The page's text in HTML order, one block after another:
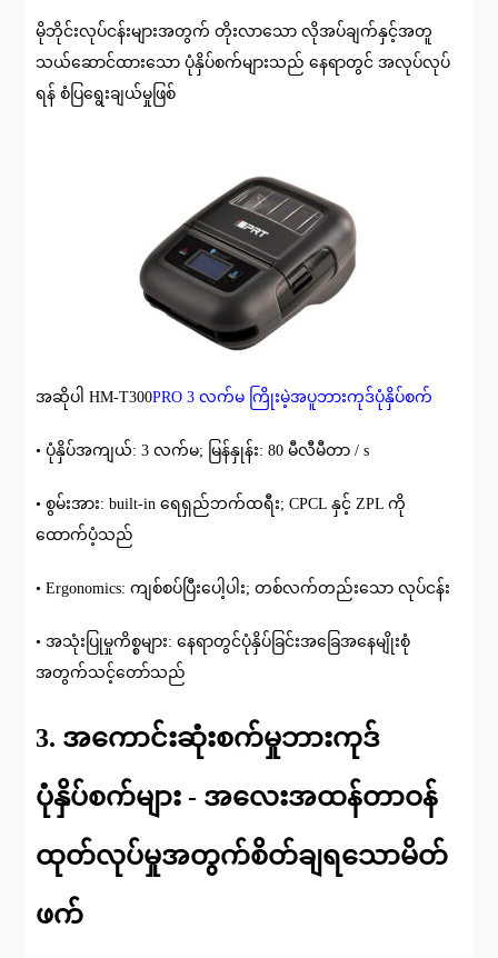
မိုဘိုင်းလုပ်ငန်းများအတွက် တိုးလာသော လိုအပ်ချက်နှင့်အတူ
သယ်ဆောင်ထားသော ပုံနှိပ်စက်များသည် နေရာတွင် အလုပ်လုပ်
ရန် စံပြရွေးချယ်မှုဖြစ်
အဆိုပါ HM-T300PRO 3 လက်မ ကြိုးမဲ့အပူဘားကုဒ်ပုံနှိပ်စက်
• ပုံနှိပ်အကျယ်: 3 လက်မ; မြန်နှုန်း: 80 မီလီမီတာ / s
• စွမ်းအား: built-in ရေရှည်ဘက်ထရီး; CPCL နှင့် ZPL ကို
ထောက်ပံ့သည်
• Ergonomics: ကျစ်စပ်ပြီးပေါ့ပါး; တစ်လက်တည်းသော လုပ်ငန်း
• အသုံးပြုမှုကိစ္စများ: နေရာတွင်ပုံနှိပ်ခြင်းအခြေအနေမျိုးစုံ
အတွက်သင့်တော်သည်
3. အကောင်းဆုံးစက်မှုဘားကုဒ်
ပုံနှိပ်စက်များ - အလေးအထန်တာဝန်
ထုတ်လုပ်မှုအတွက်စိတ်ချရသောမိတ်
ဖက်